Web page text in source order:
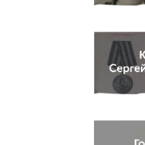
Международная
Другие виды
деятельности